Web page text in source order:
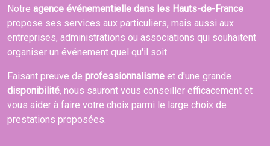
Notre agence événementielle dans les Hauts-de-France
propose ses services aux particuliers, mais aussi aux
entreprises, administrations ou associations qui souhaitent
organiser un événement quel qu'il soit.
Faisant preuve de professionnalisme et d'une grande
disponibilité, nous sauront vous conseiller efficacement et
vous aider à faire votre choix parmi le large choix de
prestations proposées.